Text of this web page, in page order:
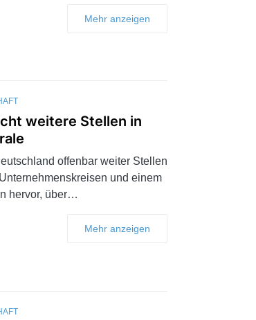
Mehr anzeigen
weitere Stellen in
offenbar weiter Stellen
und einem
hervor, über…
Mehr anzeigen